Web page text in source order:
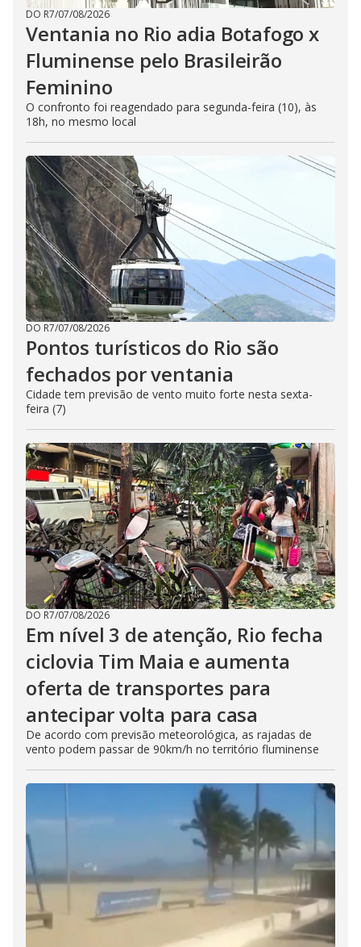
DO R7/07/08/2026
Ventania no Rio adia Botafogo x
Fluminense pelo Brasileirão
Feminino
O confronto foi reagendado para segunda-feira (10), às
18h, no mesmo local
DO R7/07/08/2026
Pontos turísticos do Rio são
fechados por ventania
Cidade tem previsão de vento muito forte nesta sexta-
feira (7)
DO R7/07/08/2026
Em nível 3 de atenção, Rio fecha
ciclovia Tim Maia e aumenta
oferta de transportes para
antecipar volta para casa
De acordo com previsão meteorológica, as rajadas de
vento podem passar de 90km/h no território fluminense